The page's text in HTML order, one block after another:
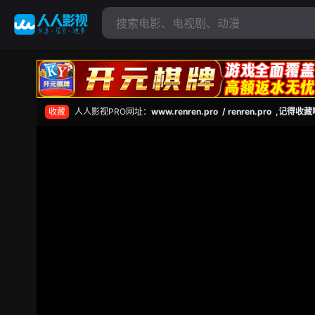
收藏 人人影视PRO网址： www.renren.pro / renren.pro ,记得收藏